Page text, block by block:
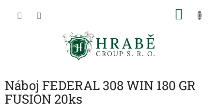
Náboj FEDERAL 308 WIN 180 GR
FUSION 20ks